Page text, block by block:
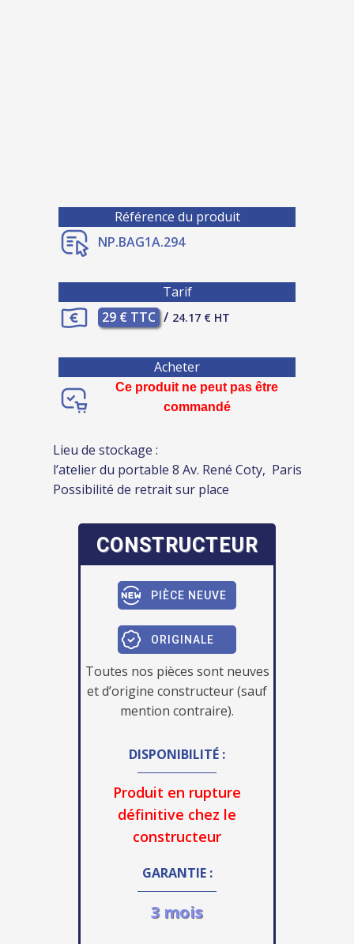
Référence du produit
NP.BAG1A.294
Tarif
29 € TTC / 24.17 € HT
Acheter
Ce produit ne peut pas être
commandé
Lieu de stockage :
l’atelier du portable 8 Av. René Coty, Paris
Possibilité de retrait sur place
CONSTRUCTEUR
PIÈCE NEUVE
ORIGINALE
Toutes nos pièces sont neuves
et d’origine constructeur (sauf
mention contraire).
DISPONIBILITÉ :
Produit en rupture
définitive chez le
constructeur
GARANTIE :
3 mois